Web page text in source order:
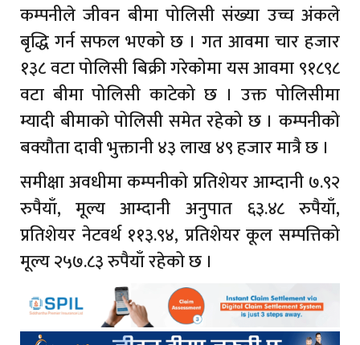
कम्पनीले जीवन बीमा पोलिसी संख्या उच्च अंकले
बृद्धि गर्न सफल भएको छ । गत आवमा चार हजार
१३८ वटा पोलिसी बिक्री गरेकोमा यस आवमा ९१८९८
वटा बीमा पोलिसी काटेको छ । उक्त पोलिसीमा
म्यादी बीमाको पोलिसी समेत रहेको छ । कम्पनीको
बक्यौता दावी भुक्तानी ४३ लाख ४९ हजार मात्रै छ ।
समीक्षा अवधीमा कम्पनीको प्रतिशेयर आम्दानी ७.९२
रुपैयाँ, मूल्य आम्दानी अनुपात ६३.४८ रुपैयाँ,
प्रतिशेयर नेटवर्थ ११३.९४, प्रतिशेयर कूल सम्पत्तिको
मूल्य २५७.८३ रुपैयाँ रहेको छ ।